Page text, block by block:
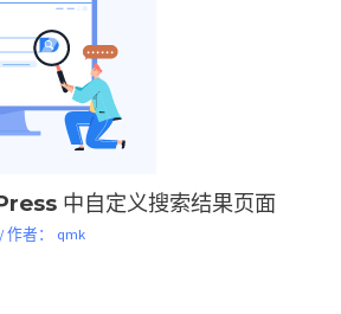
中自定义搜索结果页面
者： qmk